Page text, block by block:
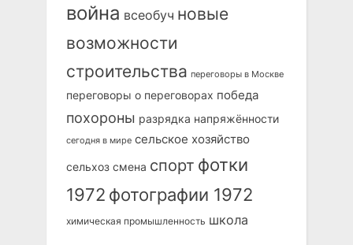
война всеобуч новые
возможности
строительства переговоры в Москве
переговоры о переговорах победа
похороны разрядка напряжённости
сегодня в мире сельское хозяйство
сельхоз смена спорт фотки
1972 фотографии 1972
химическая промышленность школа